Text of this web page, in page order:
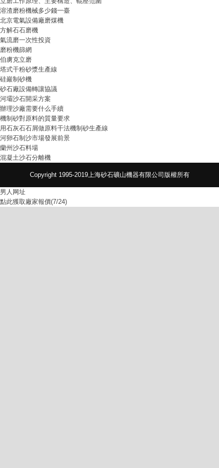
溶渣磨粉機械多少錢一臺
北京電氣設備廠磨煤機
方解石石磨機
氣流磨一次性投資
磨粉機篩網
伯虜克立磨
塔式干粉砂漿生產線
硅巖制砂機
砂石廠設備轉讓協議
河壩沙石開采方案
辦理沙廠需要什么手續
機制砂對原料的質量要求
用石灰石石屑做原料干法機制砂生產線
河卵石制沙市場發展前景
蘭州沙石料場
混凝土沙石分離機
Copyright 1995-2019上海砂石礦山機器有限公司版權所有
男人网址
點此獲取廠家報價(7/24)